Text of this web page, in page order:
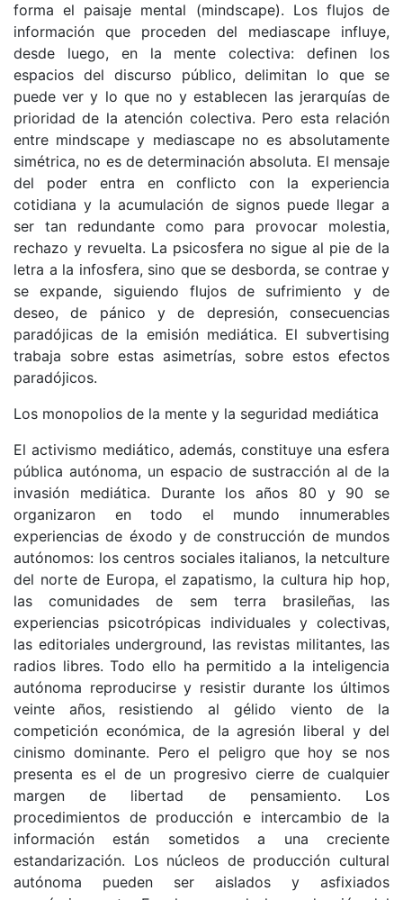
forma el paisaje mental (mindscape). Los flujos de
información que proceden del mediascape influye,
desde luego, en la mente colectiva: definen los
espacios del discurso público, delimitan lo que se
puede ver y lo que no y establecen las jerarquías de
prioridad de la atención colectiva. Pero esta relación
entre mindscape y mediascape no es absolutamente
simétrica, no es de determinación absoluta. El mensaje
del poder entra en conflicto con la experiencia
cotidiana y la acumulación de signos puede llegar a
ser tan redundante como para provocar molestia,
rechazo y revuelta. La psicosfera no sigue al pie de la
letra a la infosfera, sino que se desborda, se contrae y
se expande, siguiendo flujos de sufrimiento y de
deseo, de pánico y de depresión, consecuencias
paradójicas de la emisión mediática. El subvertising
trabaja sobre estas asimetrías, sobre estos efectos
paradójicos.
Los monopolios de la mente y la seguridad mediática
El activismo mediático, además, constituye una esfera
pública autónoma, un espacio de sustracción al de la
invasión mediática. Durante los años 80 y 90 se
organizaron en todo el mundo innumerables
experiencias de éxodo y de construcción de mundos
autónomos: los centros sociales italianos, la netculture
del norte de Europa, el zapatismo, la cultura hip hop,
las comunidades de sem terra brasileñas, las
experiencias psicotrópicas individuales y colectivas,
las editoriales underground, las revistas militantes, las
radios libres. Todo ello ha permitido a la inteligencia
autónoma reproducirse y resistir durante los últimos
veinte años, resistiendo al gélido viento de la
competición económica, de la agresión liberal y del
cinismo dominante. Pero el peligro que hoy se nos
presenta es el de un progresivo cierre de cualquier
margen de libertad de pensamiento. Los
procedimientos de producción e intercambio de la
información están sometidos a una creciente
estandarización. Los núcleos de producción cultural
autónoma pueden ser aislados y asfixiados